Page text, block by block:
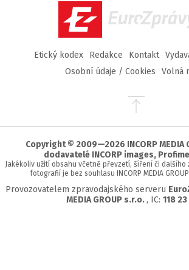
EuroZprávy.cz
Etický kodex Redakce Kontakt
Osobní údaje / Cookies
Volná
Přejít
stránky
Copyright © 2009—2026 INCORP MEDIA
dodavatelé INCORP images,
Jakékoliv užití obsahu včetně převzetí, šíření či
fotografií je bez souhlasu INCORP MEDIA
Provozovatelem zpravodajského serveru
MEDIA GROUP s.r.o. , IC: 118